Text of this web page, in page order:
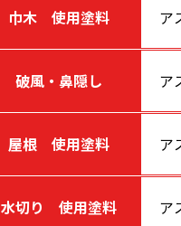
巾木 使用塗料 ア
破風・鼻隠し ア
屋根 使用塗料 ア
水切り 使用塗料 ア